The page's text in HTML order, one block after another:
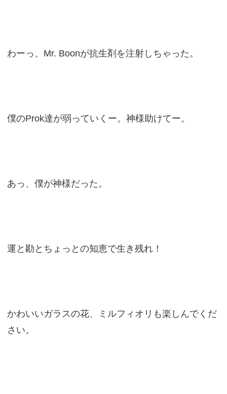
わーっ、Mr. Boonが抗生剤を注射しちゃった。
僕のProk達が弱っていくー。神様助けてー。
あっ、僕が神様だった。
運と勘とちょっとの知恵で生き残れ！
かわいいガラスの花、ミルフィオリも楽しんでくだ
さい。